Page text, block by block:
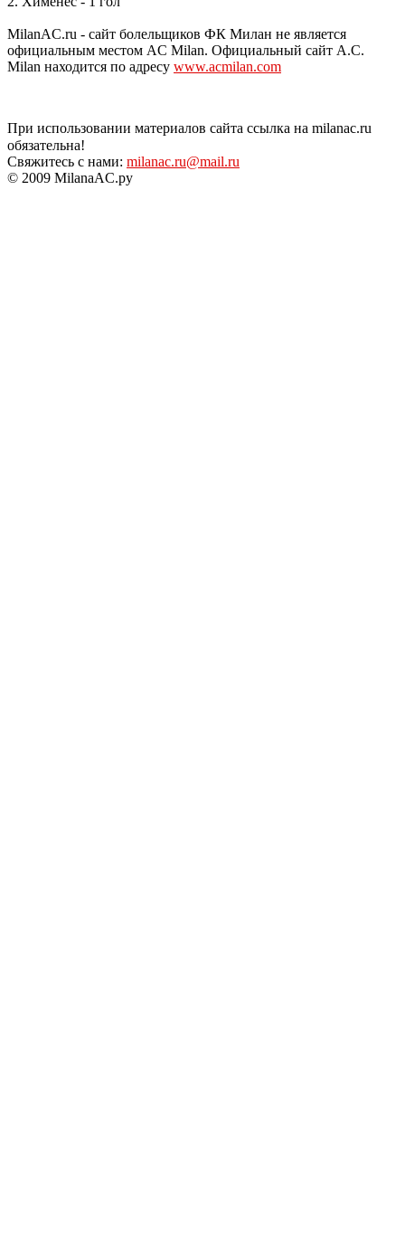
MilanAC.ru - сайт болельщиков ФК Милан не является
официальным местом AC Milan. Официальный сайт A.C.
Milan находится по адресу www.acmilan.com
При использовании материалов сайта ссылка на milanac.ru
обязательна!
Свяжитесь с нами: milanac.ru@mail.ru
© 2009 MilanaAC.ру